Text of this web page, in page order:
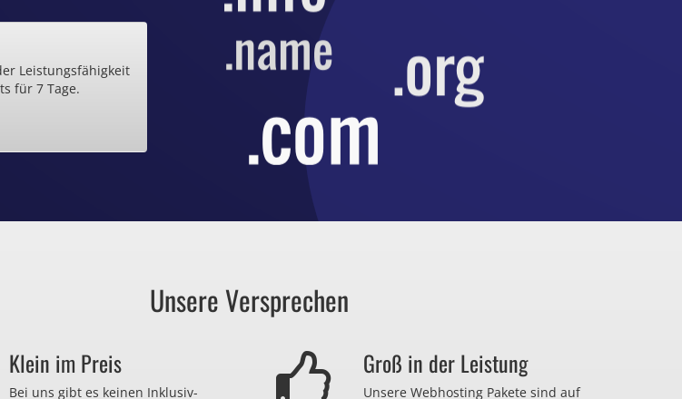
Leistungsfähigkeit
für 7 Tage.
Unsere Versprechen
Klein im Preis
Bei uns gibt es keinen Inklusiv-
Groß in der Leistung
Unsere Webhosting Pakete sind auf